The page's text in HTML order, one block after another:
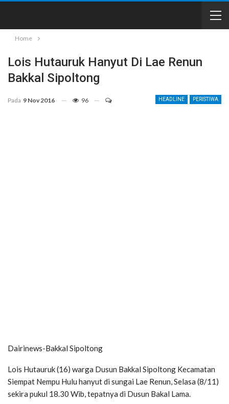
Home
Lois Hutauruk Hanyut Di Lae Renun
Bakkal Sipoltong
HEADLINE PERISTIWA
Pada 9 Nov 2016 96
Dairinews-Bakkal Sipoltong
Lois Hutauruk (16) warga Dusun Bakkal Sipoltong Kecamatan
Siempat Nempu Hulu hanyut di sungai Lae Renun, Selasa (8/11)
sekira pukul 18.30 Wib, tepatnya di Dusun Bakal Lama.